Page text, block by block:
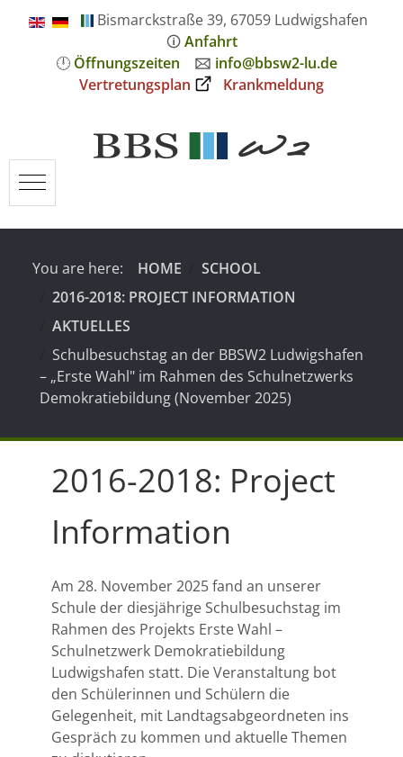
Bismarckstraße 39, 67059 Ludwigshafen
🛈Anfahrt
🕛 Öffnungszeiten 🖂 info@bbsw2-lu.de
Vertretungsplan
Krankmeldung
Mobile Menu Toggle
You are here: HOME
SCHOOL
2016-2018: PROJECT INFORMATION
AKTUELLES
Schulbesuchstag an der BBSW2 Ludwigshafen
– „Erste Wahl" im Rahmen des Schulnetzwerks
Demokratiebildung (November 2025)
2016-2018: Project
Information
Am 28. November 2025 fand an unserer
Schule der diesjährige Schulbesuchstag im
Rahmen des Projekts Erste Wahl –
Schulnetzwerk Demokratiebildung
Ludwigshafen statt. Die Veranstaltung bot
den Schülerinnen und Schülern die
Gelegenheit, mit Landtagsabgeordneten ins
Gespräch zu kommen und aktuelle Themen